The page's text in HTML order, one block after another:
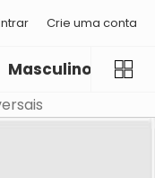
Crie uma conta
Masculino